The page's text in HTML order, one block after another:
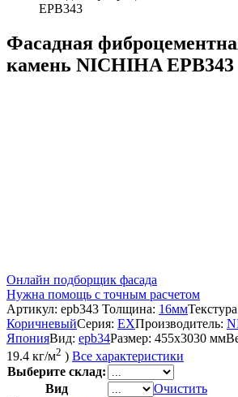
EPB343
Фасадная
камень NICHIHA EPB343
Онлайн подборщик фасада
Нужна помощь с точным расчетом
Артикул: epb343 Толщина: 16мм
КоричневыйСерия: EXПроизводитель:
ЯпонияВид: epb34Размер: 455x3030 мм
19.4 кг/м2 ) Все характеристики
Выберите склад:
Вид
Очистить